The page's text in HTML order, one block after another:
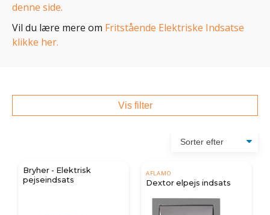
denne side.
Vil du lære mere om Fritstående Elektriske Indsatse
klikke her.
Vis filter
Bryher - Elektrisk
pejseindsats
AFLAMO
Dextor elpejs indsats